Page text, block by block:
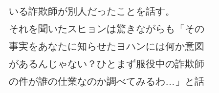
いる詐欺師が別人だったことを話す。
それを聞いたスヒョンは驚きながらも「その
事実をあなたに知らせたヨハンには何か意図
があるんじゃない？ひとまず服役中の詐欺師
の件が誰の仕業なのか調べてみるわ…」と話